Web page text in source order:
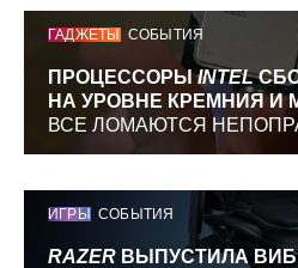
ГАДЖЕТЫ СОБЫТИЯ
ПРОЦЕССОРЫINTEL
НА УРОВНЕ КРЕМНИЯ И
ВСЕ ЛОМАЮТСЯ
ИГРЫ СОБЫТИЯ
RAZER ВЫПУСТИЛА